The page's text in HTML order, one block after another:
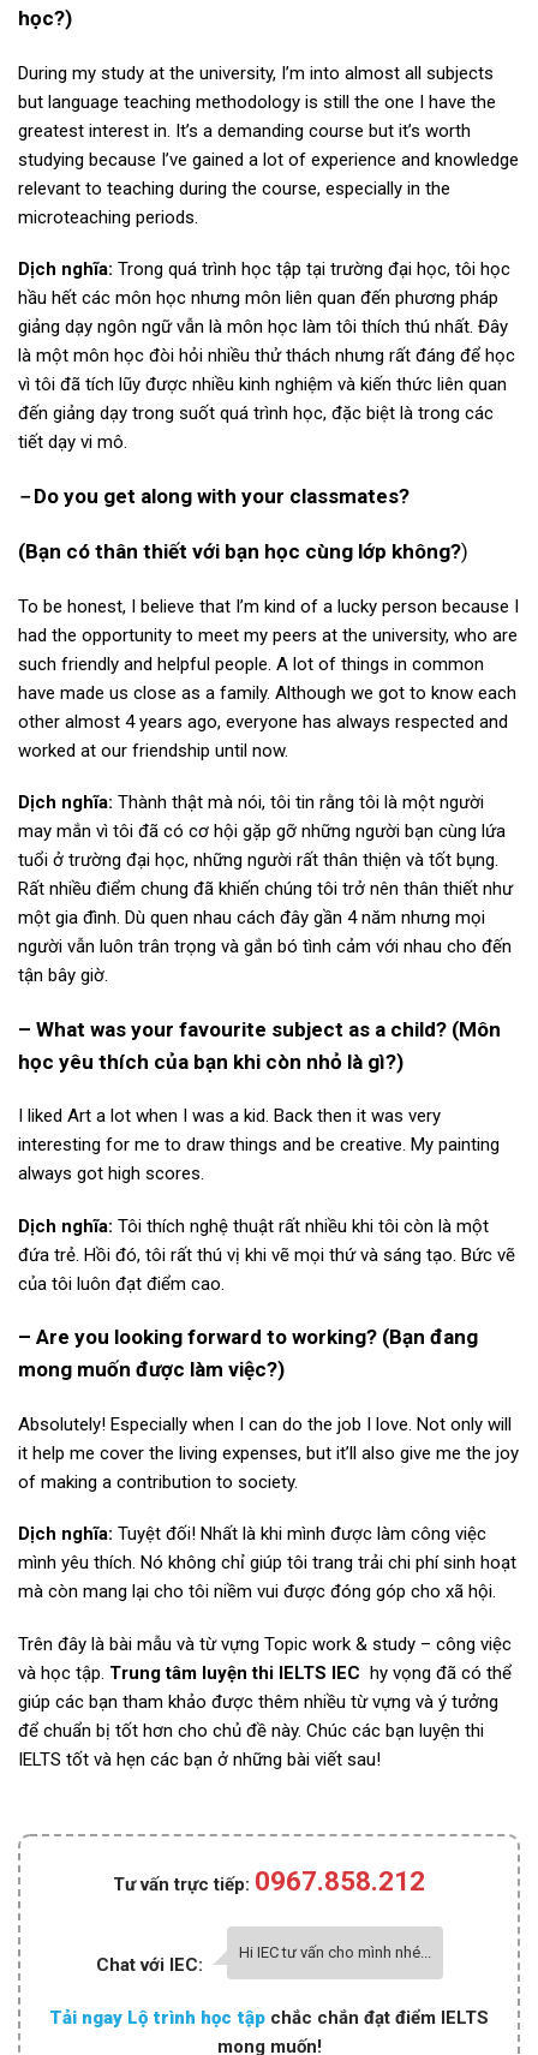
học?)
During my study at the university, I’m into almost all subjects
but language teaching methodology is still the one I have the
greatest interest in. It’s a demanding course but it’s worth
studying because I’ve gained a lot of experience and knowledge
relevant to teaching during the course, especially in the
microteaching periods.
Dịch nghĩa: Trong quá trình học tập tại trường đại học, tôi học
hầu hết các môn học nhưng môn liên quan đến phương pháp
giảng dạy ngôn ngữ vẫn là môn học làm tôi thích thú nhất. Đây
là một môn học đòi hỏi nhiều thử thách nhưng rất đáng để học
vì tôi đã tích lũy được nhiều kinh nghiệm và kiến ​​thức liên quan
đến giảng dạy trong suốt quá trình học, đặc biệt là trong các
tiết dạy vi mô.
– Do you get along with your classmates?
(Bạn có thân thiết với bạn học cùng lớp không?)
To be honest, I believe that I’m kind of a lucky person because I
had the opportunity to meet my peers at the university, who are
such friendly and helpful people. A lot of things in common
have made us close as a family. Although we got to know each
other almost 4 years ago, everyone has always respected and
worked at our friendship until now.
Dịch nghĩa: Thành thật mà nói, tôi tin rằng tôi là một người
may mắn vì tôi đã có cơ hội gặp gỡ những người bạn cùng lứa
tuổi ở trường đại học, những người rất thân thiện và tốt bụng.
Rất nhiều điểm chung đã khiến chúng tôi trở nên thân thiết như
một gia đình. Dù quen nhau cách đây gần 4 năm nhưng mọi
người vẫn luôn trân trọng và gắn bó tình cảm với nhau cho đến
tận bây giờ.
– What was your favourite subject as a child? (Môn
học yêu thích của bạn khi còn nhỏ là gì?)
I liked Art a lot when I was a kid. Back then it was very
interesting for me to draw things and be creative. My painting
always got high scores.
Dịch nghĩa: Tôi thích nghệ thuật rất nhiều khi tôi còn là một
đứa trẻ. Hồi đó, tôi rất thú vị khi vẽ mọi thứ và sáng tạo. Bức vẽ
của tôi luôn đạt điểm cao.
– Are you looking forward to working? (Bạn đang
mong muốn được làm việc?)
Absolutely! Especially when I can do the job I love. Not only will
it help me cover the living expenses, but it’ll also give me the joy
of making a contribution to society.
Dịch nghĩa: Tuyệt đối! Nhất là khi mình được làm công việc
mình yêu thích. Nó không chỉ giúp tôi trang trải chi phí sinh hoạt
mà còn mang lại cho tôi niềm vui được đóng góp cho xã hội.
Trên đây là bài mẫu và từ vựng Topic work & study – công việc
và học tập. Trung tâm luyện thi IELTS IEC hy vọng đã có thể
giúp các bạn tham khảo được thêm nhiều từ vựng và ý tưởng
để chuẩn bị tốt hơn cho chủ đề này. Chúc các bạn luyện thi
IELTS tốt và hẹn các bạn ở những bài viết sau!
Tư vấn trực tiếp: 0967.858.212
Chat với IEC:
Hi IEC tư vấn cho mình nhé...
Tải ngay Lộ trình học tập chắc chắn đạt điểm IELTS
mong muốn!